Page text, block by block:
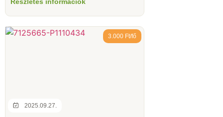
Részletes információk
2025.09.27.
3.000 Ft/fő